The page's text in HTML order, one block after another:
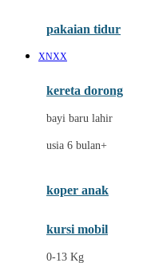
Drew
E
ELC
Ergobaby
Ezyroller
F
pakaian tidur
XNXX
kereta dorong
bayi baru lahir
usia 6 bulan+
koper anak
kursi mobil
0-13 Kg